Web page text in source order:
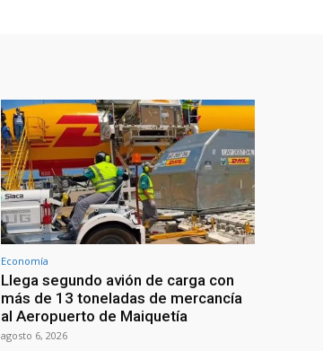
Economía
Llega segundo avión de carga con
más de 13 toneladas de mercancía
al Aeropuerto de Maiquetía
agosto 6, 2026